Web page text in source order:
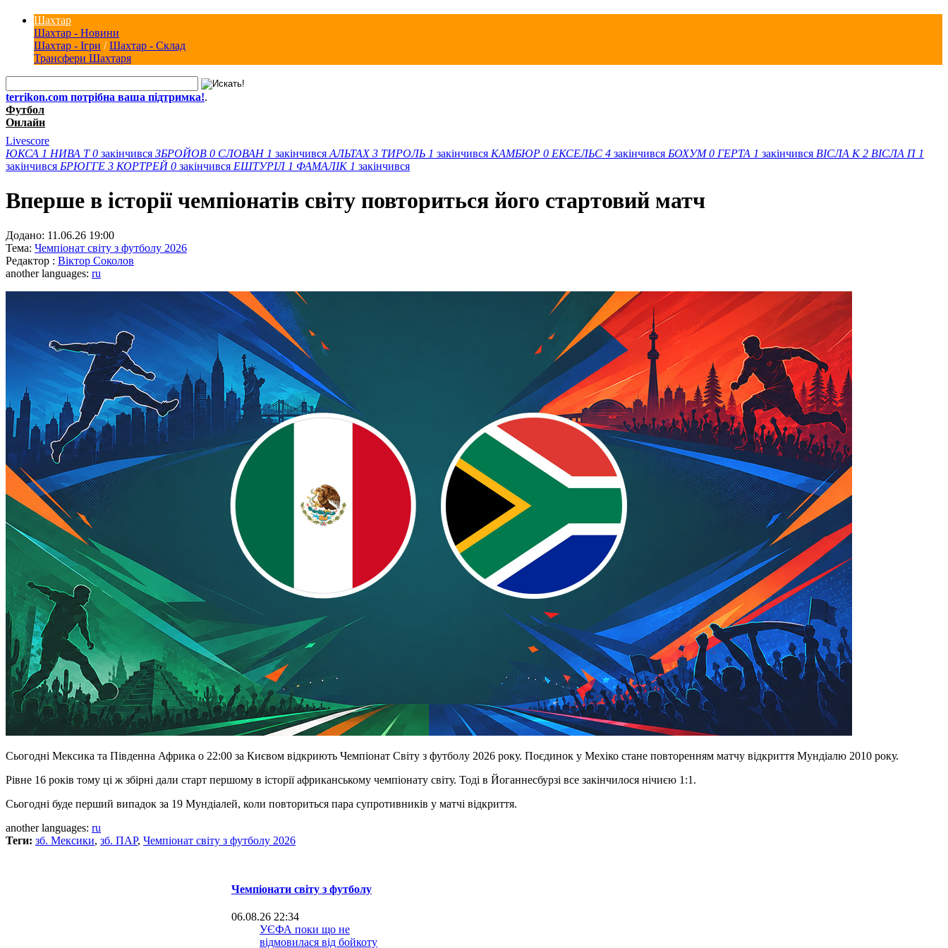
Шахтар
Шахтар - Новини
Шахтар - Ігри /Шахтар - Склад
Трансфери Шахтаря
terrikon.com потрібна ваша підтримка!.
Футбол
Онлайн
Livescore
ЮКСА 1 НИВА Т 0 закінчився ЗБРОЙОВ 0 СЛОВАН 1 закінчився АЛЬТАХ 3 ТИРОЛЬ 1 закінчився КАМБЮР 0 ЕКСЕЛЬС 4 закінчився БОХУМ 0 ГЕРТА 1 закінчився ВІСЛА K 2 ВІСЛА П 1
закінчився БРЮГГЕ 3 КОРТРЕЙ 0 закінчився ЕШТУРІЛ 1 ФАМАЛІК 1 закінчився
Вперше в історії чемпіонатів світу повториться його стартовий матч
Додано: 11.06.26 19:00
Тема: Чемпіонат світу з футболу 2026
Редактор : Віктор Соколов
another languages: ru
Сьогодні Мексика та Південна Африка о 22:00 за Києвом відкриють Чемпіонат Світу з футболу 2026 року. Поєдинок у Мехіко стане повторенням матчу відкриття Мундіалю 2010 року.
Рівне 16 років тому ці ж збірні дали старт першому в історії африканському чемпіонату світу. Тоді в Йоганнесбурзі все закінчилося нічиєю 1:1.
Сьогодні буде перший випадок за 19 Мундіалей, коли повториться пара супротивників у матчі відкриття.
another languages: ru
Теги: зб. Мексики, зб. ПАР, Чемпіонат світу з футболу 2026
Чемпіонати світу з футболу
06.08.26 22:34
УЄФА поки що не
відмовилася від бойкоту